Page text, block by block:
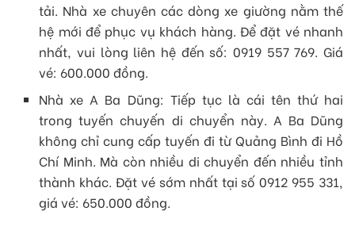
tải. Nhà xe chuyên các dòng xe giường nằm thế
hệ mới để phục vụ khách hàng. Để đặt vé nhanh
nhất, vui lòng liên hệ đến số: 0919 557 769. Giá
vé: 600.000 đồng.
Nhà xe A Ba Dũng: Tiếp tục là cái tên thứ hai
trong tuyến chuyến di chuyển này. A Ba Dũng
không chỉ cung cấp tuyến đi từ Quảng Bình đi Hồ
Chí Minh. Mà còn nhiều di chuyển đến nhiều tỉnh
thành khác. Đặt vé sớm nhất tại số 0912 955 331,
giá vé: 650.000 đồng.